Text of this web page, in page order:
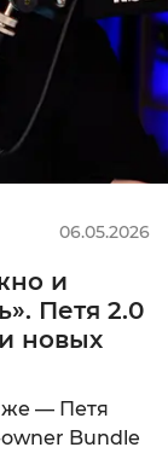
06.05.2026
и
Петя 2.0
новых
же — Петя
Bundle